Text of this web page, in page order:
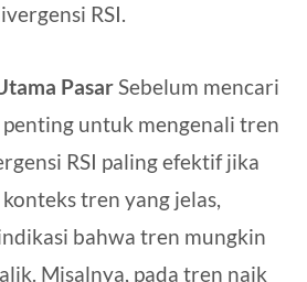
RSI.
PasarSebelum mencari
untuk mengenali tren
RSI paling efektif jika
tren yang jelas,
bahwa tren mungkin
Misalnya, pada tren naik